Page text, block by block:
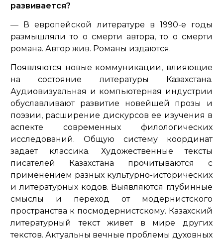
развивается?
— В европейской литературе в 1990-е годы
размышляли то о смерти автора, то о смерти
романа. Автор жив. Романы издаются.
Появляются новые коммуникации, влияющие
на состояние литературы Казахстана.
Аудиовизуальная и компьютерная индустрии
обуславливают развитие новейшей прозы и
поэзии, расширение дискурсов ее изучения в
аспекте современных филологических
исследований. Общую систему координат
задает классика. Художественные тексты
писателей Казахстана прочитываются с
применением разных культурно-исторических
и литературных кодов. Выявляются глубинные
смыслы и переход от модернистского
пространства к посмодернистскому. Казахский
литературный текст живет в мире других
текстов. Актуальны вечные проблемы духовных